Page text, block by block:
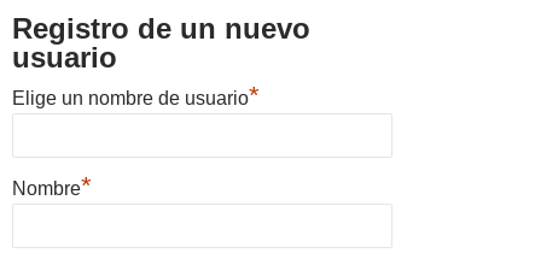
Registro de un nuevo
usuario
Elige un nombre de usuario*
Nombre*